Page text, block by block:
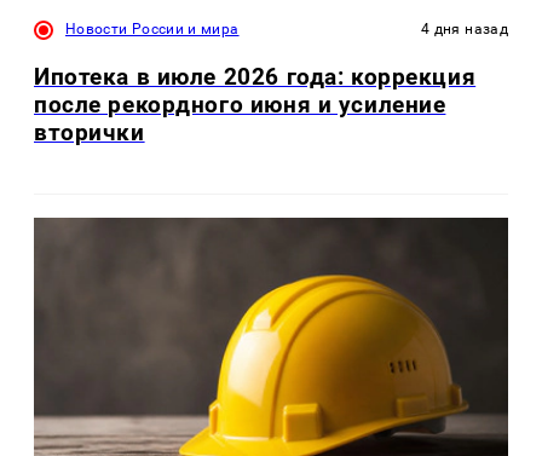
Новости России и мира 4 дня назад
Ипотека в июле 2026 года: коррекция
после рекордного июня и усиление
вторички